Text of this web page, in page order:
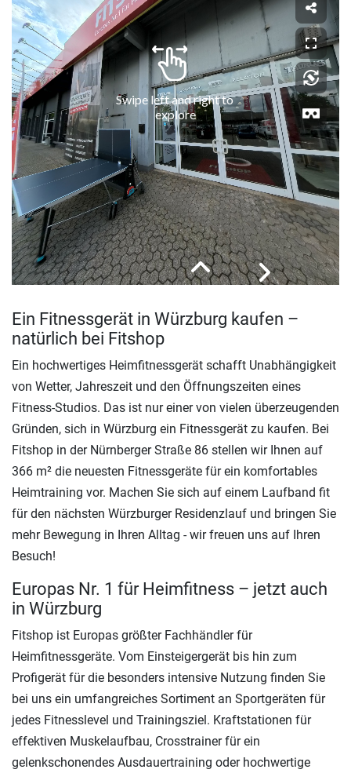
Ein Fitnessgerät in Würzburg kaufen –
natürlich bei Fitshop
Ein hochwertiges Heimfitnessgerät schafft Unabhängigkeit
von Wetter, Jahreszeit und den Öffnungszeiten eines
Fitness-Studios. Das ist nur einer von vielen überzeugenden
Gründen, sich in Würzburg ein Fitnessgerät zu kaufen. Bei
Fitshop in der Nürnberger Straße 86 stellen wir Ihnen auf
366 m² die neuesten Fitnessgeräte für ein komfortables
Heimtraining vor. Machen Sie sich auf einem Laufband fit
für den nächsten Würzburger Residenzlauf und bringen Sie
mehr Bewegung in Ihren Alltag - wir freuen uns auf Ihren
Besuch!
Europas Nr. 1 für Heimfitness – jetzt auch
in Würzburg
Fitshop ist Europas größter Fachhändler für
Heimfitnessgeräte. Vom Einsteigergerät bis hin zum
Profigerät für die besonders intensive Nutzung finden Sie
bei uns ein umfangreiches Sortiment an Sportgeräten für
jedes Fitnesslevel und Trainingsziel. Kraftstationen für
effektiven Muskelaufbau, Crosstrainer für ein
gelenkschonendes Ausdauertraining oder hochwertige